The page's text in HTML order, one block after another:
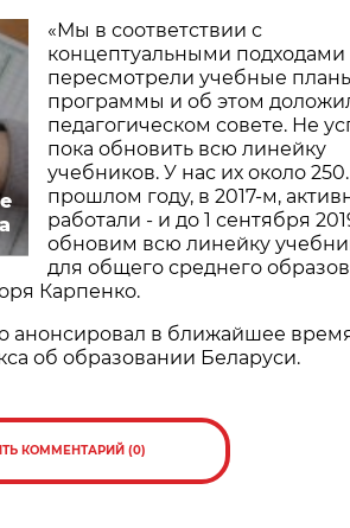
«Мы в соответствии с
концептуальными подходами
пересмотрели учебные
программы и об этом
педагогическом совете. Не
пока обновить всю линейку
учебников. У нас их около
прошлом году, в 2017-м,
работали - и до 1 сентября
обновим всю линейку
для общего среднего
Карпенко.
анонсировал в ближайшее
об образовании Беларуси.
КОММЕНТАРИЙ (0)